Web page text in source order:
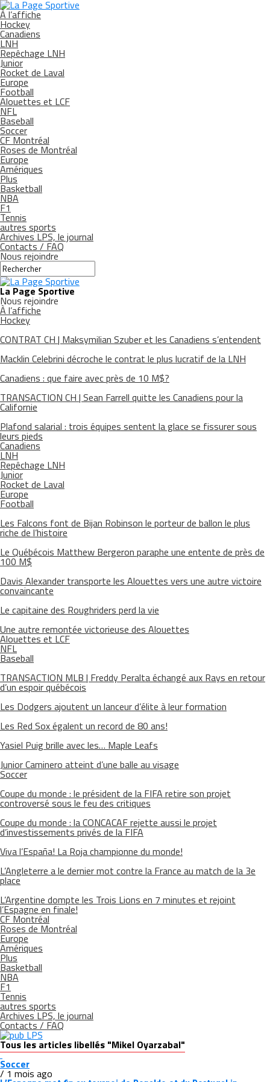
À l’affiche
Hockey
Canadiens
LNH
Repêchage LNH
Junior
Rocket de Laval
Europe
Football
Alouettes et LCF
NFL
Baseball
Soccer
CF Montréal
Roses de Montréal
Europe
Amériques
Plus
Basketball
NBA
F1
Tennis
autres sports
Archives LPS, le journal
Contacts / FAQ
Nous rejoindre
La Page Sportive
Nous rejoindre
À l’affiche
Hockey
CONTRAT CH | Maksymilian Szuber et les Canadiens s’entendent
Macklin Celebrini décroche le contrat le plus lucratif de la LNH
Canadiens : que faire avec près de 10 M$?
TRANSACTION CH | Sean Farrell quitte les Canadiens pour la
Californie
Plafond salarial : trois équipes sentent la glace se fissurer sous
leurs pieds
Canadiens
LNH
Repêchage LNH
Junior
Rocket de Laval
Europe
Football
Les Falcons font de Bijan Robinson le porteur de ballon le plus
riche de l’histoire
Le Québécois Matthew Bergeron paraphe une entente de près de
100 M$
Davis Alexander transporte les Alouettes vers une autre victoire
convaincante
Le capitaine des Roughriders perd la vie
Une autre remontée victorieuse des Alouettes
Alouettes et LCF
NFL
Baseball
TRANSACTION MLB | Freddy Peralta échangé aux Rays en retour
d’un espoir québécois
Les Dodgers ajoutent un lanceur d’élite à leur formation
Les Red Sox égalent un record de 80 ans!
Yasiel Puig brille avec les… Maple Leafs
Junior Caminero atteint d’une balle au visage
Soccer
Coupe du monde : le président de la FIFA retire son projet
controversé sous le feu des critiques
Coupe du monde : la CONCACAF rejette aussi le projet
d’investissements privés de la FIFA
Viva l’España! La Roja championne du monde!
L’Angleterre a le dernier mot contre la France au match de la 3e
place
L’Argentine dompte les Trois Lions en 7 minutes et rejoint
l’Espagne en finale!
CF Montréal
Roses de Montréal
Europe
Amériques
Plus
Basketball
NBA
F1
Tennis
autres sports
Archives LPS, le journal
Contacts / FAQ
Tous les articles libellés "Mikel Oyarzabal"
Soccer
/ 1 mois ago